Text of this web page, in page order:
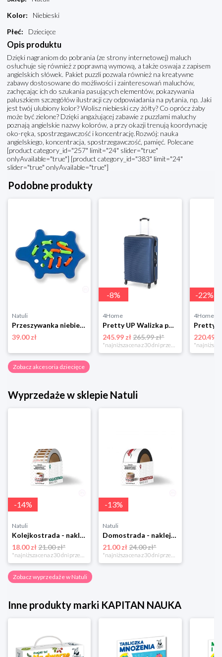
Kolor:
Niebieski
Płeć: Dziecięce
Opis produktu
Dzięki nagraniom do pobrania (ze strony internetowej) maluch
osłuchuje się również z poprawną wymową, a także oswaja z zapisem
angielskich słówek. Pakiet puzzli pozwala również na kreatywne
zabawy dostosowane do możliwości i zainteresowań maluchów,
zachęcając ich do szukania pasujących elementów, pokazywania
paluszkiem szczegółów ilustracji czy odpowiadania na pytania, np. Jaki
jest twój ulubiony kolor? Wolisz niebieski czy żółty? Co oprócz żaby
może być zielone? Dzięki angażującej zabawie z puzzlami maluchy
poznają angielskie nazwy kolorów, a przy okazji trenują koordynację
oko-ręka, spostrzegawczość i koncentrację.Rozwój: nauka
angielskiego, koncentracja, spostrzegawczość, pamięć. Polecane
[product category_id="257" limit="24" slider="true"
onlyAvailable="true"] [product category_id="383" limit="24"
slider="true" onlyAvailable="true"]
Podobne produkty
Natuli
Przeszywanka niebieski żółw Lobito
39.00 zł
-8%
4Home
Pretty UP Walizka podróżna z tworzywa sztucznego ABS03 L, niebieski Pretty Up
245.99 zł 265.99 zł*
*najniższa cena z 30 dni przed obniżką
-22%
4Home
220.49 zł
Zobacz akcesoria dziecięce
Wyprzedaże w sklepie Natuli
-14%
Natuli
Kolejkostrada - naklejaj tory Zuzutoys
18.00 zł21.00 zł*
-13%
Natuli
Domostrada - naklejaj ulice Zuzutoys
21.00 zł 24.00 zł*
Zobacz wyprzedaże w Natuli
Inne produkty marki KAPITAN NAUKA